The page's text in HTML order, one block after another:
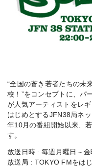
“全国の蒼き若者たちの未
校！”をコンセプトに、パ
が人気アーティストをレ
はじめとするJFN38局ネ
年10月の番組開始以来、
す。
放送日時 : 毎週月曜日～
放送局 : TOKYO FMをは